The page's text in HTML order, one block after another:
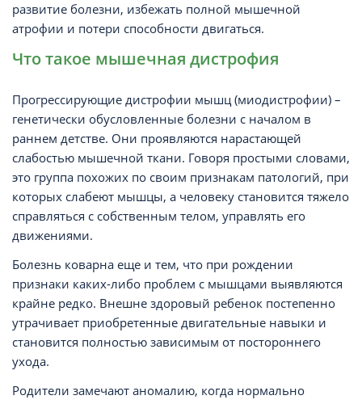
развитие болезни, избежать полной мышечной
атрофии и потери способности двигаться.
Что такое мышечная дистрофия
Прогрессирующие дистрофии мышц (миодистрофии) –
генетически обусловленные болезни с началом в
раннем детстве. Они проявляются нарастающей
слабостью мышечной ткани. Говоря простыми словами,
это группа похожих по своим признакам патологий, при
которых слабеют мышцы, а человеку становится тяжело
справляться с собственным телом, управлять его
движениями.
Болезнь коварна еще и тем, что при рождении
признаки каких-либо проблем с мышцами выявляются
крайне редко. Внешне здоровый ребенок постепенно
утрачивает приобретенные двигательные навыки и
становится полностью зависимым от постороннего
ухода.
Родители замечают аномалию, когда нормально